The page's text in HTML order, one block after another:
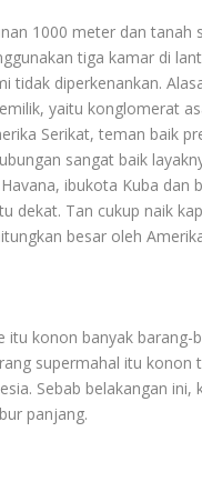
1000 meter dan
tiga kamar di
tidak diperkenankan.
yaitu konglomerat
Serikat, teman baik
sangat baik
ibukota Kuba
dekat. Tan cukup naik
besar oleh
konon banyak barang-
supermahal itu
Sebab belakangan
panjang.